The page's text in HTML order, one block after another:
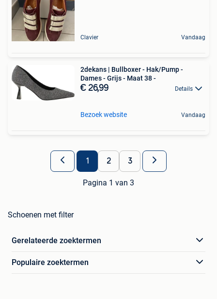
Clavier Vandaag
2dekans | Bullboxer - Hak/Pump -
Dames - Grijs - Maat 38 -
€ 26,99 Details
Bezoek website Vandaag
1 2 3
Pagina 1 van 3
Schoenen met filter
Gerelateerde zoektermen
Populaire zoektermen